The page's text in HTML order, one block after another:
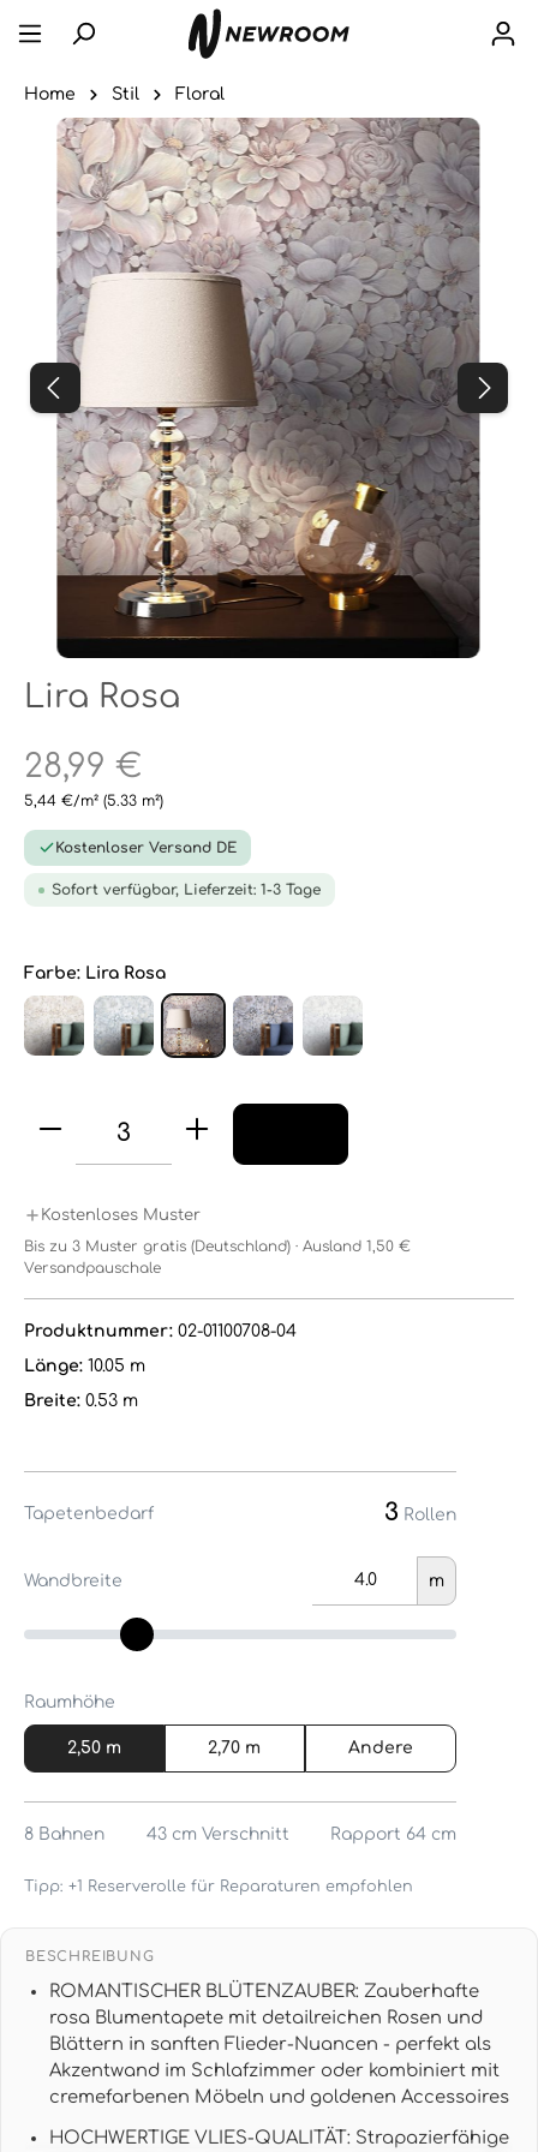
Home Stil Floral
Lira Rosa
28,99 €
5,44 €/m² (5.33 m²)
Kostenloser Versand DE
Sofort verfügbar, Lieferzeit: 1-3 Tage
Farbe: Lira Rosa
Kostenloses Muster
Bis zu 3 Muster gratis (Deutschland) · Ausland 1,50 €
Versandpauschale
Produktnummer: 02-01100708-04
Länge: 10.05 m
Breite: 0.53 m
Tapetenbedarf 3 Rollen
Wandbreite m
Raumhöhe
2,50 m 2,70 m Andere
8 Bahnen 43 cm Verschnitt Rapport 64 cm
Tipp: +1 Reserverolle für Reparaturen empfohlen
BESCHREIBUNG
ROMANTISCHER BLÜTENZAUBER: Zauberhafte
rosa Blumentapete mit detailreichen Rosen und
Blättern in sanften Flieder-Nuancen - perfekt als
Akzentwand im Schlafzimmer oder kombiniert mit
cremefarbenen Möbeln und goldenen Accessoires
HOCHWERTIGE VLIES-QUALITÄT: Strapazierfähige